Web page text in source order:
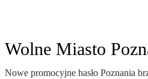
Wolne Miasto
Nowe promocyjne hasło Poznania